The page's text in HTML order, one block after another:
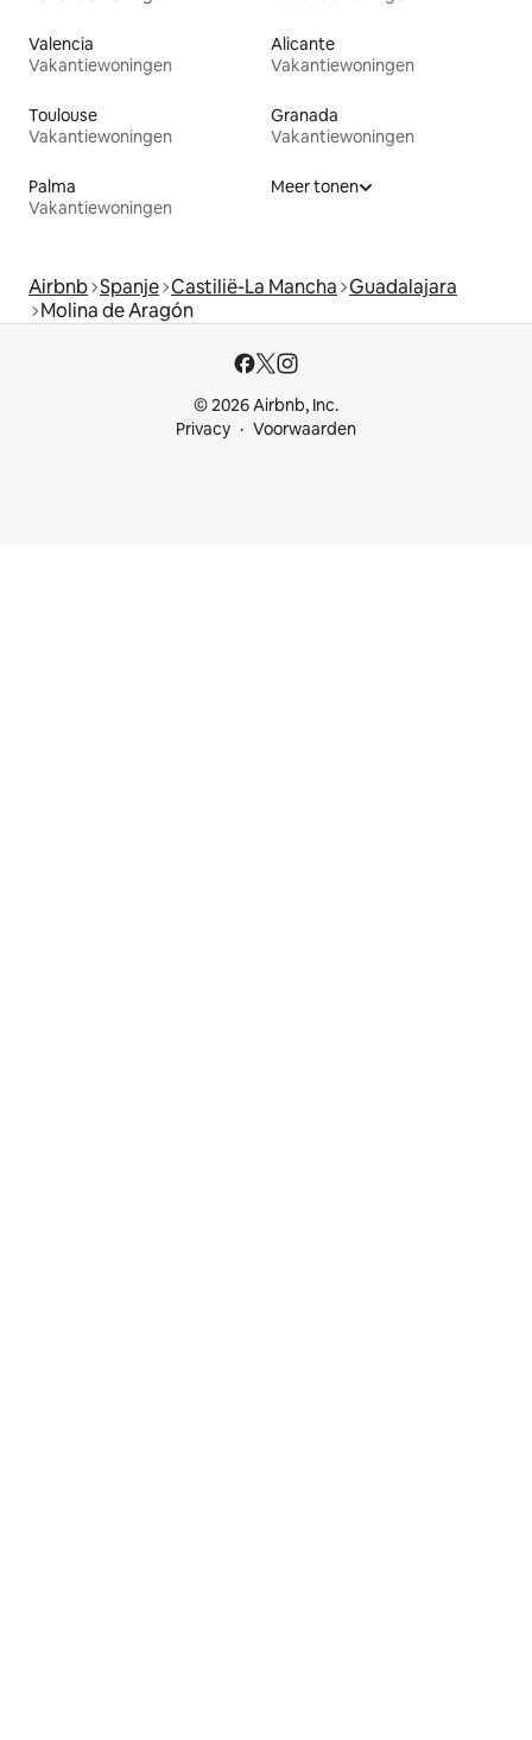
Valencia
Vakantiewoningen
Alicante
Vakantiewoningen
Toulouse
Vakantiewoningen
Granada
Vakantiewoningen
Palma
Vakantiewoningen
Meer tonen
Airbnb Spanje Castilië-La Mancha Guadalajara
Molina de Aragón
© 2026 Airbnb, Inc.
Privacy
Voorwaarden